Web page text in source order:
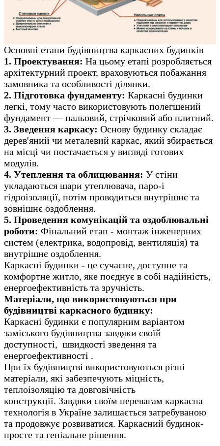
Основні етапи будівництва каркасних будинків
1. Проектування: На цьому етапі розробляється
архітектурний проект, враховуються побажання
замовника та особливості ділянки.
2. Підготовка фундаменту: Каркасні будинки
легкі, тому часто використовують полегшений
фундамент — пальовий, стрічковий або плитний.
3. Зведення каркасу: Основу будинку складає
дерев'яний чи металевий каркас, який збирається
на місці чи постачається у вигляді готових
модулів.
4. Утеплення та облицювання: У стіни
укладаються шари утеплювача, паро-і
гідроізоляції, потім проводиться внутрішнє та
зовнішнє оздоблення.
5. Проведення комунікацій та оздоблювальні
роботи: Фінальний етап - монтаж інженерних
систем (електрика, водопровід, вентиляція) та
внутрішнє оздоблення.
Каркасні будинки - це сучасне, доступне та
комфортне житло, яке поєднує в собі надійність,
енергоефективність та зручність.
Матеріали, що використовуються при
будівництві каркасного будинку:
Каркасні будинки є популярним варіантом
заміського будівництва завдяки своїй
доступності, швидкості зведення та
енергоефективності .
При їх будівництві використовуються різні
матеріали, які забезпечують міцність,
теплоізоляцію та довговічність
конструкції. Завдяки своїм перевагам каркасна
технологія в Україне залишається затребуваною
та продовжує розвиватися. Каркасний будинок-
просте та геніальне рішення.